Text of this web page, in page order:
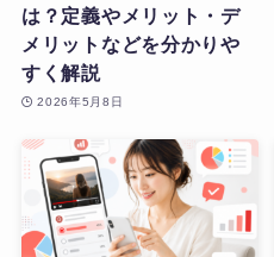
は？定義やメリット・デ
メリットなどを分かりや
すく解説
2026年5月8日